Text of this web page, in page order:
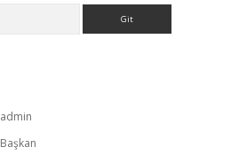
admin
Başkan